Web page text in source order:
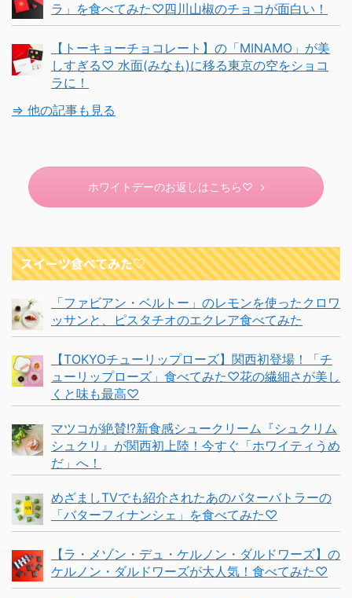
ラ」を食べてみた♡四川山椒のチョコが面白い！
【トーキョーチョコレート】の「MINAMO」が美
しすぎる♡ 水面(みなも)に移る東京の空をショコ
ラに！
⇒ 他の記事も見る
ホワイトデーのお返しはこちら♡
スイーツ食べてみた♡
「ファビアン・ベルトー」のレモンを使ったクロワ
ッサンと、ピスタチオのエクレア食べてみた
【TOKYOチューリップローズ】関西初登場！「チ
ューリップローズ」食べてみた♡花の繊細さが美し
くと味も最高♡
マツコが絶賛!?新食感シュークリーム『シュクリム
シュクリ』が関西初上陸！今すぐ「ホワイティうめ
だ」へ！
めざましTVでも紹介されたあのバターバトラーの
「バターフィナンシェ」を食べてみた♡
【ラ・メゾン・デュ・ケルノン・ダルドワーズ】の
ケルノン・ダルドワーズが大人気！食べてみた♡